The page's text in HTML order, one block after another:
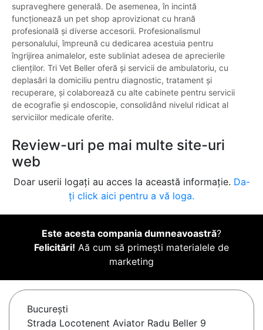
supraveghere generală. De asemenea, în incintă
funcționează un pet shop aprovizionat cu hrană
profesională și diverse accesorii. Profesionalismul
personalului, împreună cu dedicarea acestuia pentru
îngrijirea animalelor, este subliniat adesea de aprecierile
clienților. Tri Vet Beller oferă și servicii de ambulatoriu, cu
deplasări la domiciliu pentru diagnostic, tratament și
recuperare, și colaborează cu alte cabinete pentru servicii
de ecografie și endoscopie, consolidând nivelul ridicat al
serviciilor medicale oferite.
Review-uri pe mai multe site-uri
web
Doar userii logați au acces la această informație. Da-
ți click aici pentru a vă loga.
Este acesta compania dumneavoastră?
Felicitări! Aă cum să primești materialele de
marketing
Bucureşti
Strada Locotenent Aviator Radu Beller 9